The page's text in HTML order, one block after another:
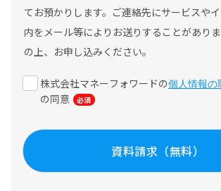
てお預かりします。ご連絡先にサービスや
内をメール等によりお送りすることがあり
の上、お申し込みください。
株式会社マネーフォワードの個人情報の
の同意